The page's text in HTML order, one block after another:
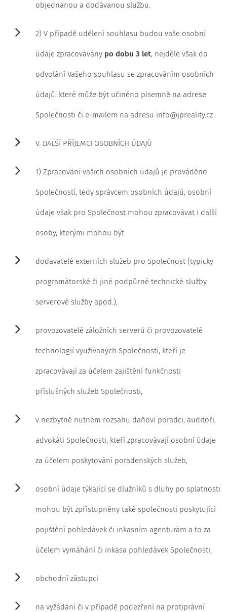
objednanou a dodávanou službu.
2) V případě udělení souhlasu budou vaše osobní
údaje zpracovávány po dobu 3 let, nejdéle však do
odvolání Vašeho souhlasu se zpracováním osobních
údajů, které může být učiněno písemně na adrese
Společnosti či e-mailem na adresu info@jpreality.cz
V. DALŠÍ PŘÍJEMCI OSOBNÍCH ÚDAJŮ
1) Zpracování vašich osobních údajů je prováděno
Společností, tedy správcem osobních údajů, osobní
údaje však pro Společnost mohou zpracovávat i další
osoby, kterými mohou být:
dodavatelé externích služeb pro Společnost (typicky
programátorské či jiné podpůrné technické služby,
serverové služby apod.),
provozovatelé záložních serverů či provozovatelé
technologií využívaných Společností, kteří je
zpracovávají za účelem zajištění funkčnosti
příslušných služeb Společnosti,
v nezbytně nutném rozsahu daňoví poradci, auditoři,
advokáti Společnosti, kteří zpracovávají osobní údaje
za účelem poskytování poradenských služeb,
osobní údaje týkající se dlužníků s dluhy po splatnosti
mohou být zpřístupněny také společnosti poskytující
pojištění pohledávek či inkasním agenturám a to za
účelem vymáhání či inkasa pohledávek Společnosti,
obchodní zástupci
na vyžádání či v případě podezření na protiprávní